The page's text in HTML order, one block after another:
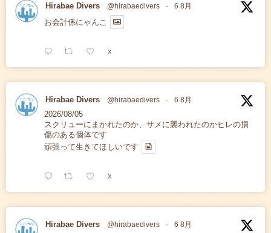
Hirabae Divers @hirabaedivers · 6 8月
お会計係にゃんこ
X
Hirabae Divers @hirabaedivers · 6 8月
2026/08/05
スクリューにまかれたのか、サメに襲われたのかヒレの損
傷のある個体です
頑張って生きてほしいです
X
Hirabae Divers @hirabaedivers · 6 8月